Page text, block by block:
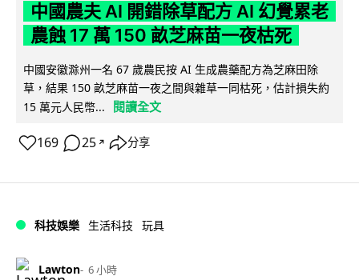
中國農夫 AI 開錯除草配方 AI 幻覺累老
農蝕 17 萬 150 畝芝麻苗一夜枯死
中國安徽滁州一名 67 歲農民按 AI 生成農藥配方為芝麻田除
草，結果 150 畝芝麻苗一夜之間與雜草一同枯死，估計損失約
15 萬元人民幣...
閱讀全文
169 25 ↗ 分享
科技娛樂 生活科技 玩具
Lawton 6 小時